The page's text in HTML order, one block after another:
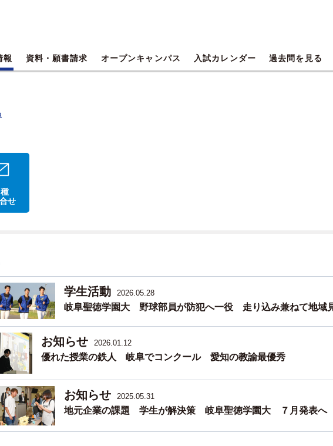
報 資料・願書請求 オープンキャンパス 入試カレンダー 過去問を見る
せ
学生活動 2026.05.28
岐阜聖徳学園大 野球部員が防犯へ一役 走り込み兼ねて地域
お知らせ 2026.01.12
優れた授業の鉄人 岐阜でコンクール 愛知の教諭最優秀
お知らせ 2025.05.31
地元企業の課題 学生が解決策 岐阜聖徳学園大 ７月発表へ